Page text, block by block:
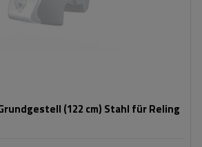
(122 cm) Stahl für Reling